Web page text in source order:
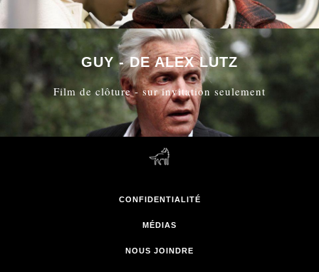
GUY - DE ALEX LUTZ
Film de clôture - sur invitation seulement
CONFIDENTIALITÉ
MÉDIAS
NOUS JOINDRE